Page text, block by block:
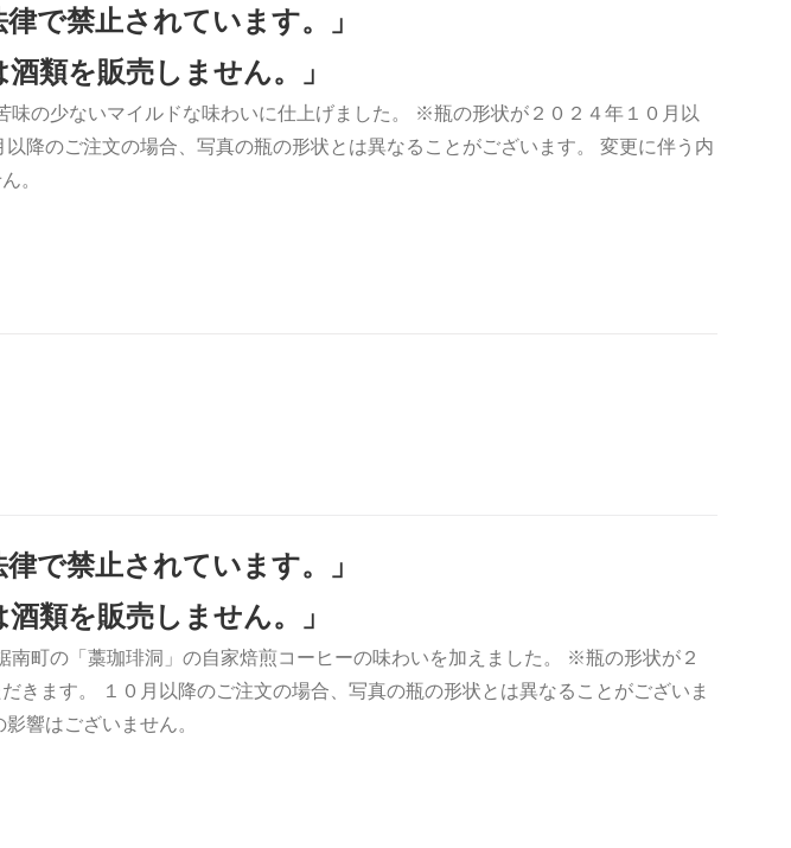
で禁止されています。」
類を販売しません。」
味の少ないマイルドな味わいに仕上げました。 ※瓶の形状が２０２４年１０月以
降のご注文の場合、写真の瓶の形状とは異なることがございます。 変更に伴う内
。
で禁止されています。」
類を販売しません。」
南町の「藁珈琲洞」の自家焙煎コーヒーの味わいを加えました。 ※瓶の形状が２
きます。 １０月以降のご注文の場合、写真の瓶の形状とは異なることがございま
響はございません。